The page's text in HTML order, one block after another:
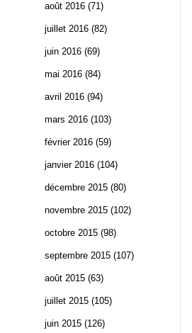
août 2016 (71)
juillet 2016 (82)
juin 2016 (69)
mai 2016 (84)
avril 2016 (94)
mars 2016 (103)
février 2016 (59)
janvier 2016 (104)
décembre 2015 (80)
novembre 2015 (102)
octobre 2015 (98)
septembre 2015 (107)
août 2015 (63)
juillet 2015 (105)
juin 2015 (126)